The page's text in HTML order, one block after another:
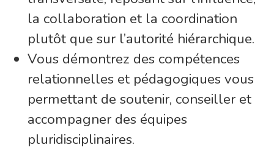
la collaboration et la coordination
plutôt que sur l’autorité hiérarchique.
Vous démontrez des compétences
relationnelles et pédagogiques vous
permettant de soutenir, conseiller et
accompagner des équipes
pluridisciplinaires.